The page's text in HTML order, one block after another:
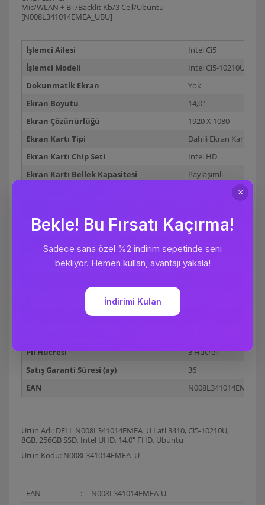
Mic/WLAN + BT/Backlit Kb/3 Cell/Ubuntu
[N008L341014EMEA_UBU]
İşlemci Ailesi
Intel Ci5
İşlemci Modeli
Intel Ci5-10210U 1.60
Dokunmatik Ekran
Yok
Ekran Boyutu
14,0"
Ekran Çözünürlüğü
1920 X 1080
Ekran Kartı Tipi
Dahili Ekran Kartı
Ekran Kartı Chip Seti
Intel HD
Ekran Kartı Bellek Kapasitesi
Paylaşımlı
Ram (Sistem Belleği)
8GB
RAM Türü
DDR4-2400
İşletim Sistemi
Ubuntu
Pil Hücresi
3 Hücreli
Satış Garanti Süresi (ay)
36
EAN
N008L341014EMEA-U
Ürün Adı: DELL N008L341014EMEA_U Lati 3410, Ci5-10210U,
8GB, 256GB SSD, Intel UHD, 14.0" FHD, Ubuntu
Ürün Kodu: N008L341014EMEA_U
EAN :
N008L341014EMEA-U